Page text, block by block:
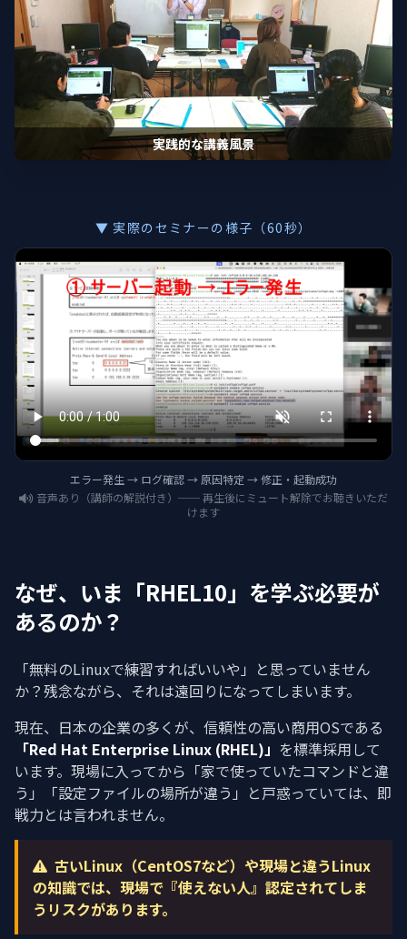
実践的な講義風景
▼ 実際のセミナーの様子（60秒）
エラー発生 → ログ確認 → 原因特定 → 修正・起動成功
音声あり（講師の解説付き）── 再生後にミュート解除でお聴きいただ
けます
なぜ、いま「RHEL10」を学ぶ必要が
あるのか？
「無料のLinuxで練習すればいいや」と思っていません
か？残念ながら、それは遠回りになってしまいます。
現在、日本の企業の多くが、信頼性の高い商用OSである
「Red Hat Enterprise Linux (RHEL)」 を標準採用して
います。現場に入ってから「家で使っていたコマンドと違
う」「設定ファイルの場所が違う」と戸惑っていては、即
戦力とは言われません。
古いLinux（CentOS7など）や現場と違うLinux
の知識では、現場で『使えない人』認定されてしま
うリスクがあります。